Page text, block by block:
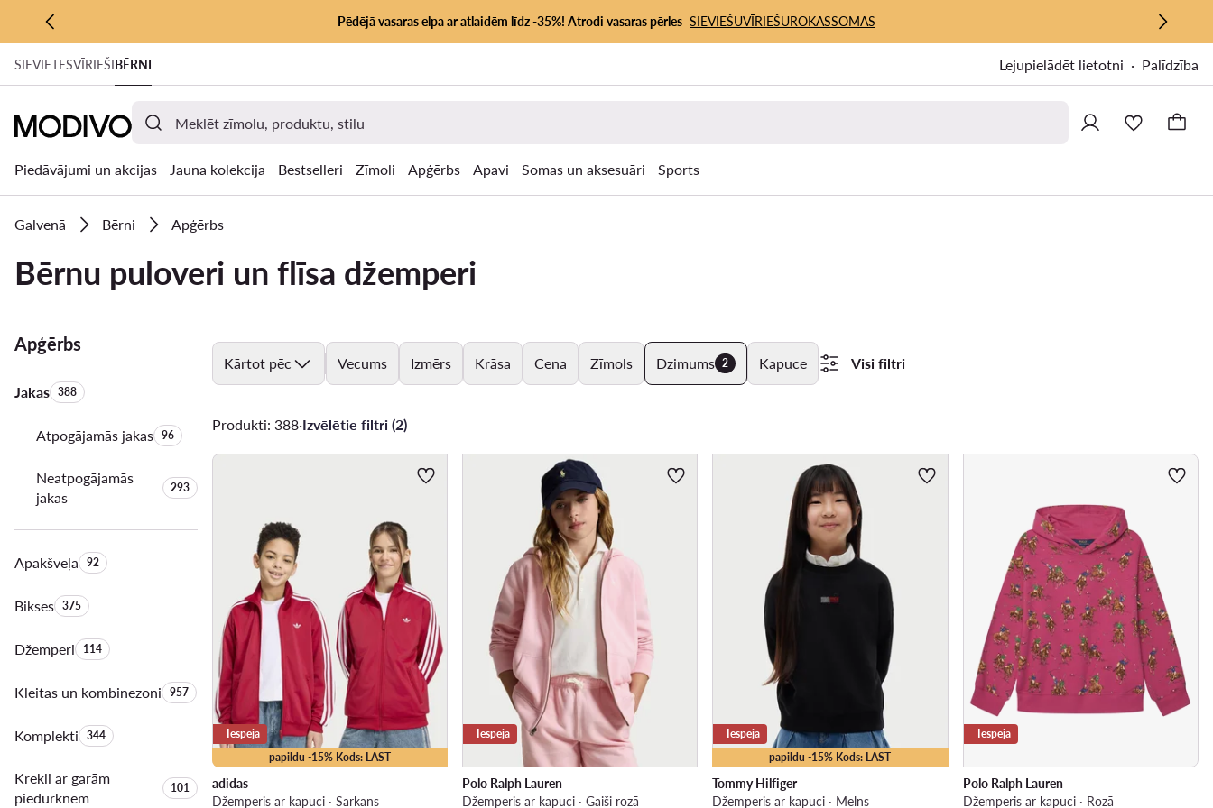
PĀRIET UZ GALVENO SATURU
PĀRIET UZ MEKLĒŠANU
Pēdējā vasaras elpa ar atlaidēm līdz -35%! Atrodi vasaras pērles SIEVIEŠUVĪRIEŠUROKASSOMAS
SIEVIETESVĪRIEŠIBĒRNI Lejupielādēt lietotni Palīdzība
Piedāvājumi un akcijas Jauna kolekcija Bestselleri Zīmoli Apģērbs Apavi Somas un aksesuāri Sports
Galvenā Bērni Apģērbs
Bērnu puloveri un flīsa džemperi
Apģērbs
JakasProduktu skaits:
388
Atpogājamās jakasProduktu skaits:
96
Neatpogājamās
jakas
Produktu skaits:
293
ApakšveļaProduktu skaits:
92
BiksesProduktu skaits:
375
DžemperiProduktu skaits:
114
Kleitas un kombinezoniProduktu skaits:
957
KomplektiProduktu skaits:
344
Krekli ar garām
piedurknēm
Produktu skaits:
101
Kārtot pēc Vecums Izmērs Krāsa Cena Zīmols Dzimums 2 Kapuce Visi filtri
Produkti: 388·Izvēlētie filtri (2)
papildu -15% Kods: LAST
Iespēja
adidas
Džemperis ar kapuci · Sarkans
Iespēja
Polo Ralph Lauren
Džemperis ar kapuci · Gaiši rozā
papildu -15% Kods: LAST
Iespēja
Tommy Hilfiger
Džemperis ar kapuci · Melns
Iespēja
Polo Ralph Lauren
Džemperis ar kapuci · Rozā